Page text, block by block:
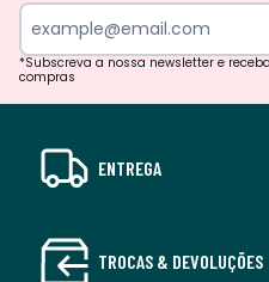
*Subscreva a nossa newsletter e
compras
ENTREGA
TROCAS & DEVOLUÇÕES